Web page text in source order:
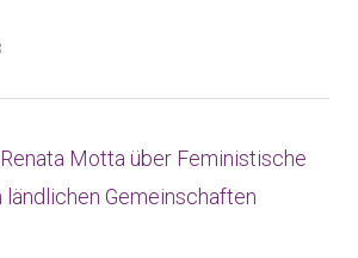
Motta über Feministische
ländlichen Gemeinschaften